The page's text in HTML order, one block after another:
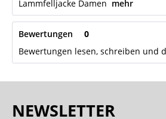
Lammfelljacke Damen mehr
Bewertungen
0
Bewertungen lesen, schreiben und
NEWSLETTER